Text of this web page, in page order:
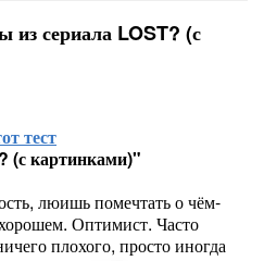
из сериала LOST? (с
тест
(с картинками)"
люишь помечтать о чём-
Оптимист. Часто
плохого, просто иногда